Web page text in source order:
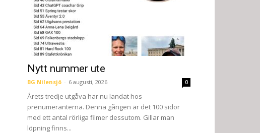
Nytt nummer ute
BG Nilensjö - 6 augusti, 2026 0
Årets tredje utgåva har nu landat hos
prenumeranterna. Denna gången är det 100 sidor
med ett antal rörliga filmer dessutom. Gillar man
löpning finns...